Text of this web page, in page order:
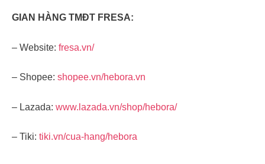
GIAN HÀNG TMĐT FRESA:
– Website: fresa.vn/
– Shopee: shopee.vn/hebora.vn
– Lazada: www.lazada.vn/shop/hebora/
– Tiki: tiki.vn/cua-hang/hebora